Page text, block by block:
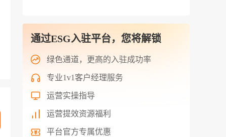
通过ESG入驻平台，您将解锁
绿色通道，更高的入驻成功率
专业1v1客户经理服务
运营实操指导
运营提效资源福利
平台官方专属优惠